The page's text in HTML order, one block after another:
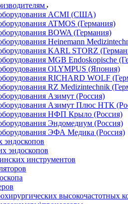
ACMI (США)
ATMOS (Германия)
BOWA (Германия)
Heinemann
KARL STORZ
MGB Endoskopische
OLYMPUS (Япония)
RICHARD WOLF
RZ Medizintechnik
Азимут (Россия)
Азимут Плюс НТК
НФП Крыло (Россия)
Эндомедиум (Россия)
ЭФА Медика (Россия)
эндоскопов
эндоскопов
инструментов
высокочастотных